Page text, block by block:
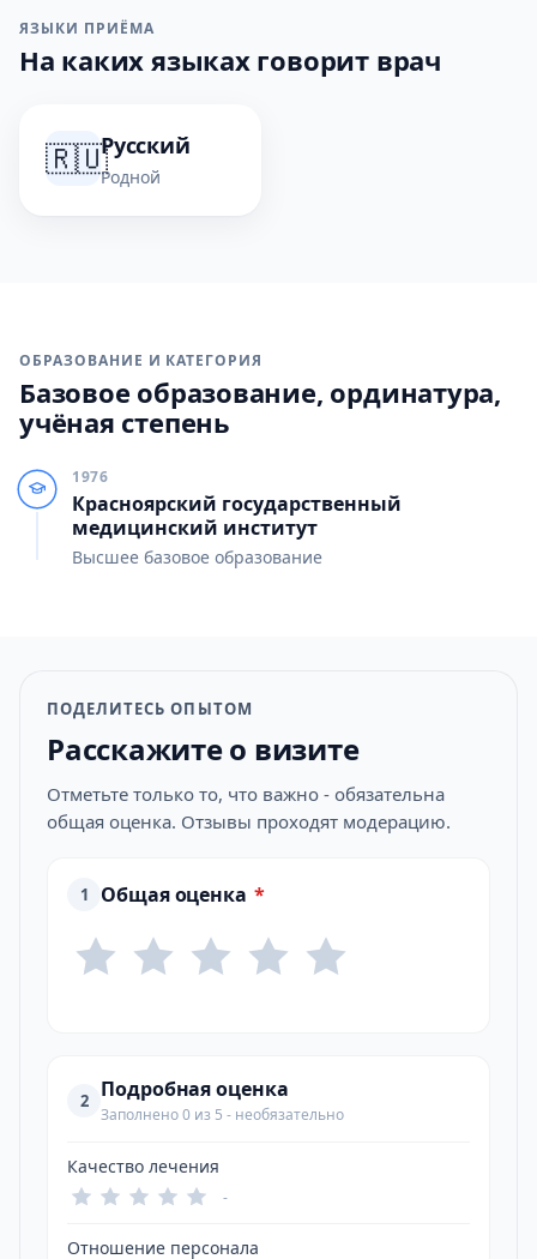
ЯЗЫКИ ПРИЁМА
На каких языках говорит врач
🇷🇺Русский
Родной
ОБРАЗОВАНИЕ И КАТЕГОРИЯ
Базовое образование, ординатура,
учёная степень
1976
Красноярский государственный
медицинский институт
Высшее базовое образование
ПОДЕЛИТЕСЬ ОПЫТОМ
Расскажите о визите
Отметьте только то, что важно - обязательна
общая оценка. Отзывы проходят модерацию.
1 Общая оценка *
2 Подробная оценка
Заполнено 0 из 5 - необязательно
Качество лечения
-
Отношение персонала